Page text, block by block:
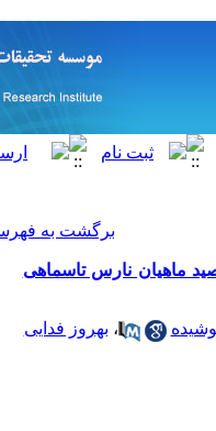
برگشت به
میلیمتر در کاهش میزان صید ماهیان نارس تاسماهی
، بهروز فدایی